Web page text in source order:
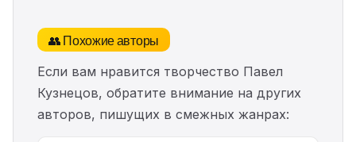
👥 Похожие авторы
Если вам нравится творчество Павел
Кузнецов, обратите внимание на других
авторов, пишущих в смежных жанрах: